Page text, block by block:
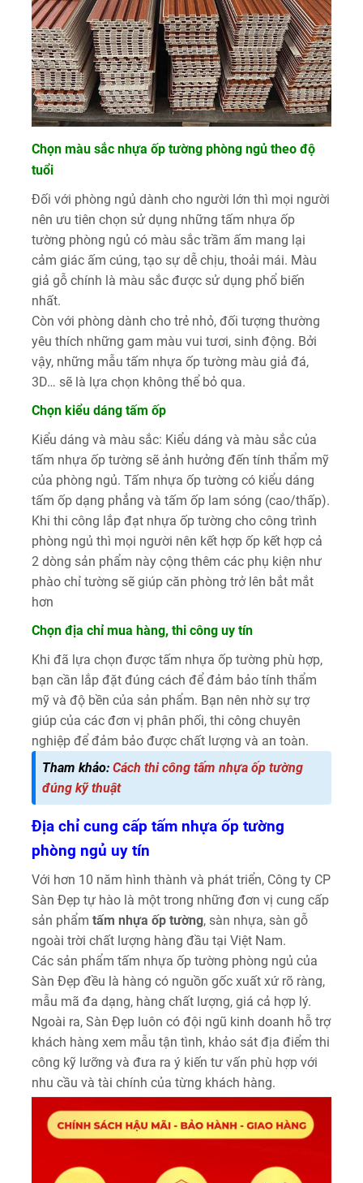
Chọn màu sắc nhựa ốp tường phòng ngủ theo độ
tuổi
Đối với phòng ngủ dành cho người lớn thì mọi người
nên ưu tiên chọn sử dụng những tấm nhựa ốp
tường phòng ngủ có màu sắc trầm ấm mang lại
cảm giác ấm cúng, tạo sự dễ chịu, thoải mái. Màu
giả gỗ chính là màu sắc được sử dụng phổ biến
nhất.
Còn với phòng dành cho trẻ nhỏ, đối tượng thường
yêu thích những gam màu vui tươi, sinh động. Bởi
vậy, những mẫu tấm nhựa ốp tường màu giả đá,
3D… sẽ là lựa chọn không thể bỏ qua.
Chọn kiểu dáng tấm ốp
Kiểu dáng và màu sắc: Kiểu dáng và màu sắc của
tấm nhựa ốp tường sẽ ảnh hưởng đến tính thẩm mỹ
của phòng ngủ. Tấm nhựa ốp tường có kiểu dáng
tấm ốp dạng phẳng và tấm ốp lam sóng (cao/thấp).
Khi thi công lắp đạt nhựa ốp tường cho công trình
phòng ngủ thì mọi người nên kết hợp ốp kết hợp cả
2 dòng sản phẩm này cộng thêm các phụ kiện như
phào chỉ tường sẽ giúp căn phòng trở lên bắt mắt
hơn
Chọn địa chỉ mua hàng, thi công uy tín
Khi đã lựa chọn được tấm nhựa ốp tường phù hợp,
bạn cần lắp đặt đúng cách để đảm bảo tính thẩm
mỹ và độ bền của sản phẩm. Bạn nên nhờ sự trợ
giúp của các đơn vị phân phối, thi công chuyên
nghiệp để đảm bảo được chất lượng và an toàn.
Tham khảo: Cách thi công tấm nhựa ốp tường
đúng kỹ thuật
Địa chỉ cung cấp tấm nhựa ốp tường
phòng ngủ uy tín
Với hơn 10 năm hình thành và phát triển, Công ty CP
Sàn Đẹp tự hào là một trong những đơn vị cung cấp
sản phẩm tấm nhựa ốp tường, sàn nhựa, sàn gỗ
ngoài trời chất lượng hàng đầu tại Việt Nam.
Các sản phẩm tấm nhựa ốp tường phòng ngủ của
Sàn Đẹp đều là hàng có nguồn gốc xuất xứ rõ ràng,
mẫu mã đa dạng, hàng chất lượng, giá cả hợp lý.
Ngoài ra, Sàn Đẹp luôn có đội ngũ kinh doanh hỗ trợ
khách hàng xem mẫu tận tình, khảo sát địa điểm thi
công kỹ lưỡng và đưa ra ý kiến tư vấn phù hợp với
nhu cầu và tài chính của từng khách hàng.